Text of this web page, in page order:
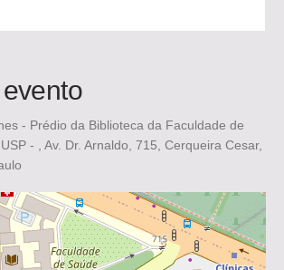
- Prédio da Biblioteca da Faculdade de
- , Av. Dr. Arnaldo, 715, Cerqueira Cesar,